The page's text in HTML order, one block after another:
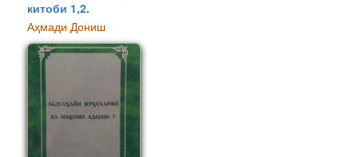
китоби 1,2.
Аҳмади Дониш